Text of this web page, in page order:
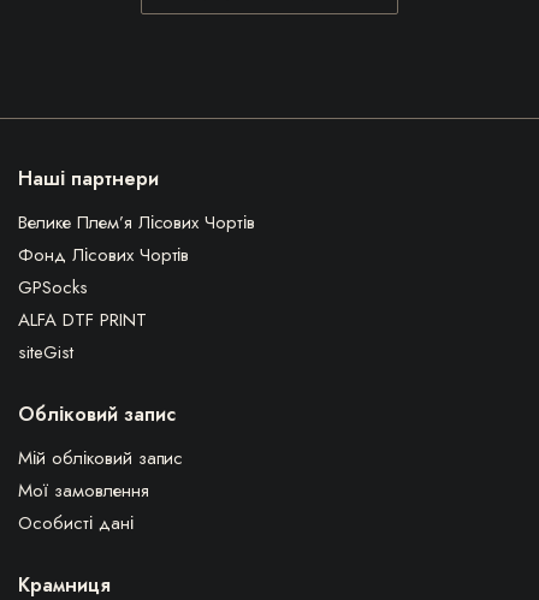
Наші партнери
Велике Плем’я Лісових Чортів
Фонд Лісових Чортів
GPSocks
ALFA DTF PRINT
siteGist
Обліковий запис
Мій обліковий запис
Мої замовлення
Особисті дані
Крамниця